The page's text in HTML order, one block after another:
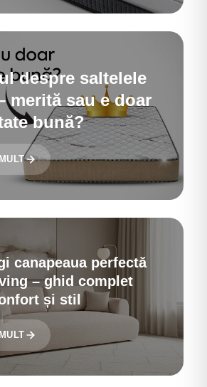
despre saltelele
merită sau e doar
bună?
canapeaua perfectă
– ghid complet
și stil